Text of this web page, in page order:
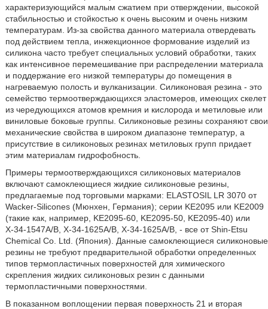
характеризующийся малым сжатием при отверждении, высокой
стабильностью и стойкостью к очень высоким и очень низким
температурам. Из-за свойства данного материала отвердевать
под действием тепла, инжекционное формование изделий из
силикона часто требует специальных условий обработки, таких
как интенсивное перемешивание при распределении материала
и поддержание его низкой температуры до помещения в
нагреваемую полость и вулканизации. Силиконовая резина - это
семейство термоотверждающихся эластомеров, имеющих скелет
из чередующихся атомов кремния и кислорода и метиловые или
виниловые боковые группы. Силиконовые резины сохраняют свои
механические свойства в широком диапазоне температур, а
присутствие в силиконовых резинах метиловых групп придает
этим материалам гидрофобность.
Примеры термоотверждающихся силиконовых материалов
включают самоклеющиеся жидкие силиконовые резины,
предлагаемые под торговыми марками: ELASTOSIL LR 3070 от
Wacker-Silicones (Мюнхен, Германия); серии KЕ2095 или KЕ2009
(такие как, например, KЕ2095-60, KЕ2095-50, KЕ2095-40) или
Х-34-1547А/В, Х-34-1625А/В, Х-34-1625А/В, - все от Shin-Etsu
Chemical Co. Ltd. (Япония). Данные самоклеющиеся силиконовые
резины не требуют предварительной обработки определенных
типов термопластичных поверхностей для химического
скрепления жидких силиконовых резин с данными
термопластичными поверхностями.
В показанном воплощении первая поверхность 21 и вторая